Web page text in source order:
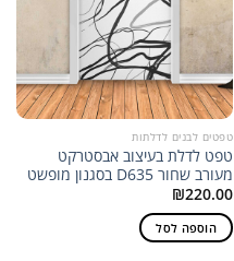
טפטים לבנים לדלתות
טפט לדלת בעיצוב אבסטרקט
מעורב שחור D635 בסגנון מופשט
₪220.00
הוספה לסל